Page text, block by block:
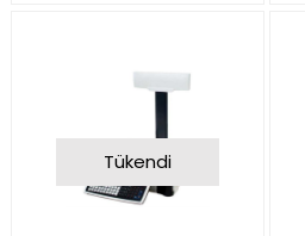
Tükendi